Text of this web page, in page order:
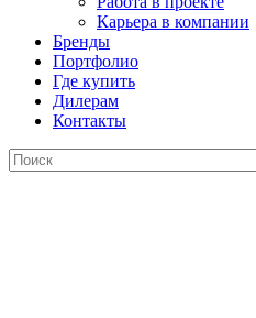
Карьера в компании
Бренды
Портфолио
Где купить
Дилерам
Контакты